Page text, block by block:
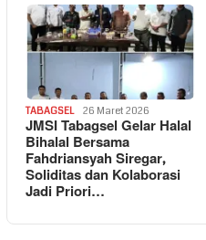
TABAGSEL 26 Maret 2026
JMSI Tabagsel Gelar Halal
Bihalal Bersama
Fahdriansyah Siregar,
Soliditas dan Kolaborasi
Jadi Priori…